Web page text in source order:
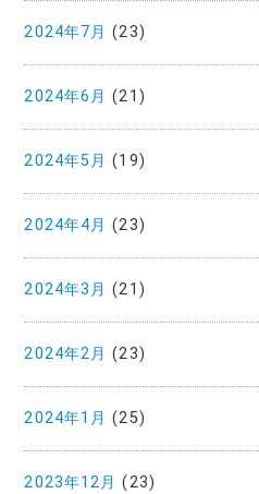
2024年7月 (23)
2024年6月 (21)
2024年5月 (19)
2024年4月 (23)
2024年3月 (21)
2024年2月 (23)
2024年1月 (25)
2023年12月 (23)